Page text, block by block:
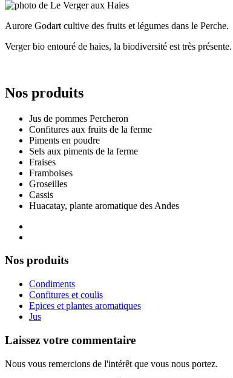
Aurore Godart cultive des fruits et légumes dans le Perche.
Verger bio entouré de haies, la biodiversité est très présente.
Nos produits
Jus de pommes Percheron
Confitures aux fruits de la ferme
Piments en poudre
Sels aux piments de la ferme
Fraises
Framboises
Groseilles
Cassis
Huacatay, plante aromatique des Andes
Nos produits
Condiments
Confitures et coulis
Epices et plantes aromatiques
Jus
Laissez votre commentaire
Nous vous remercions de l'intérêt que vous nous portez.